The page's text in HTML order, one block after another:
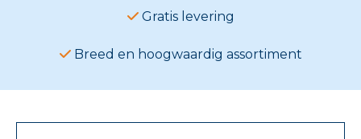
Gratis levering
Breed en hoogwaardig assortiment